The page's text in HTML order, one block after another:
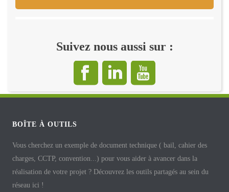
Suivez nous aussi sur :
BOÎTE À OUTILS
Vous cherchez un exemple de document technique ( bail, cahier des
charges, CCTP, convention...) pour vous aider à avancer dans la
réalisation de votre projet ? Découvrez les outils partagés au sein du
réseau ici !